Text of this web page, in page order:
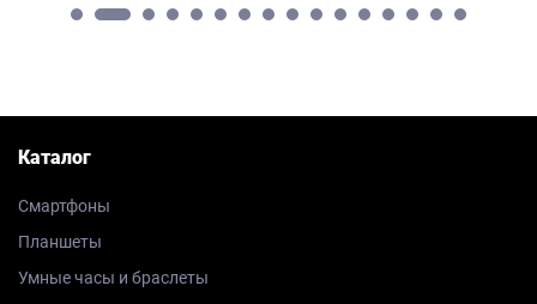
Каталог
Смартфоны
Планшеты
Умные часы и браслеты